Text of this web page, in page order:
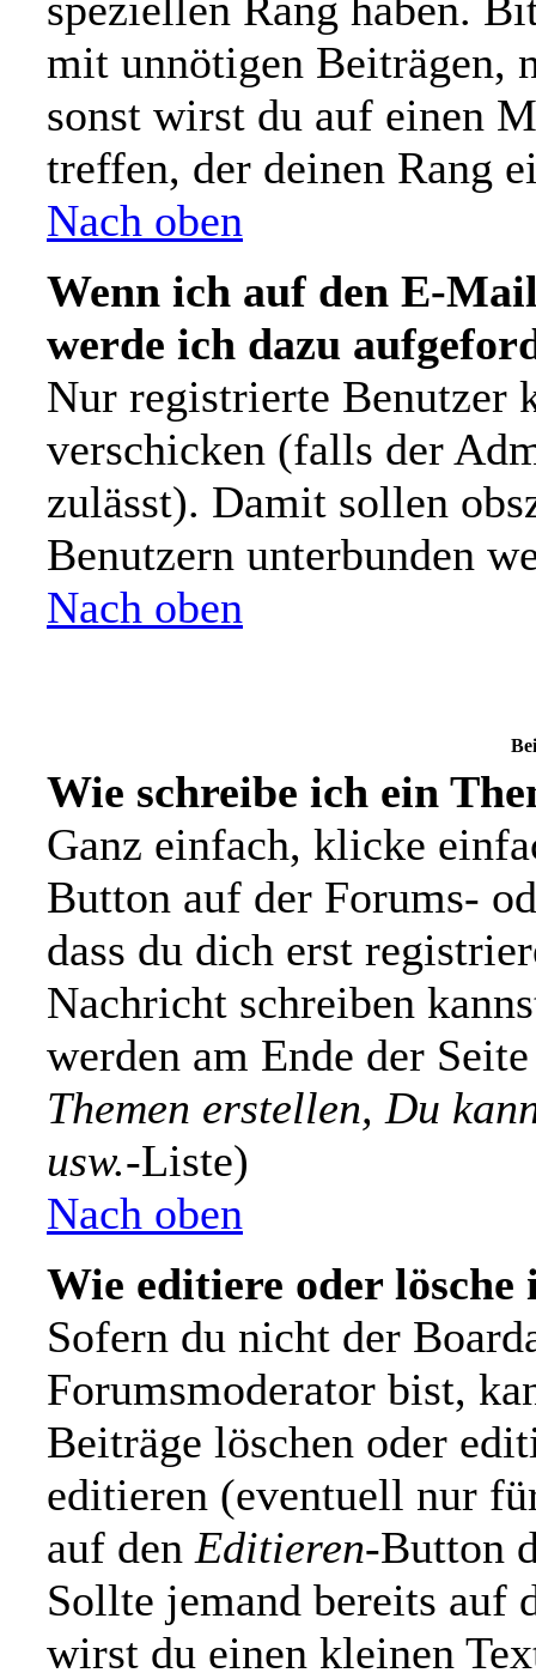
mit unnötigen Beiträgen,
sonst wirst du auf einen
treffen, der deinen Rang
Nach oben
Wenn ich auf den E-
werde ich dazu
Nur registrierte Benutzer
verschicken (falls der
zulässt). Damit sollen
Benutzern unterbunden
Nach oben
Wie schreibe ich ein
Ganz einfach, klicke
Button auf der Forums-
dass du dich erst
Nachricht schreiben
werden am Ende der
Themen erstellen, Du
usw.-Liste)
Nach oben
Wie editiere oder lösche
Sofern du nicht der
Forumsmoderator bist,
Beiträge löschen oder
editieren (eventuell nur
auf den Editieren-Button
Sollte jemand bereits auf
wirst du einen kleinen